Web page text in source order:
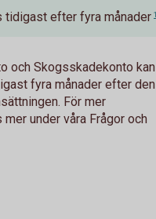
tidigast efter fyra månader 1
och Skogsskadekonto kan
fyra månader efter den
För mer
under våra Frågor och